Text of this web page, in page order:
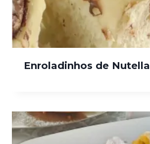
Enroladinhos de Nutella